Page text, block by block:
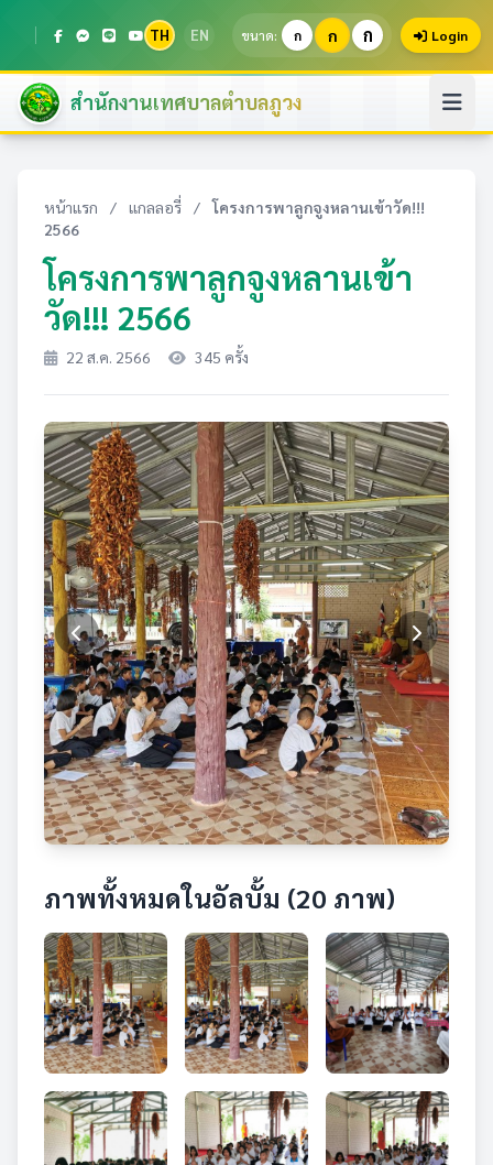
TH EN ขนาด: ก ก ก Login
สำนักงานเทศบาลตำบลภูวง
หน้าแรก / แกลลอรี่ /
โครงการพาลูกจูงหลานเข้าวัด!!!
2566
โครงการพาลูกจูงหลานเข้า
วัด!!! 2566
22 ส.ค. 2566 345 ครั้ง
ภาพทั้งหมดในอัลบั้ม (20 ภาพ)